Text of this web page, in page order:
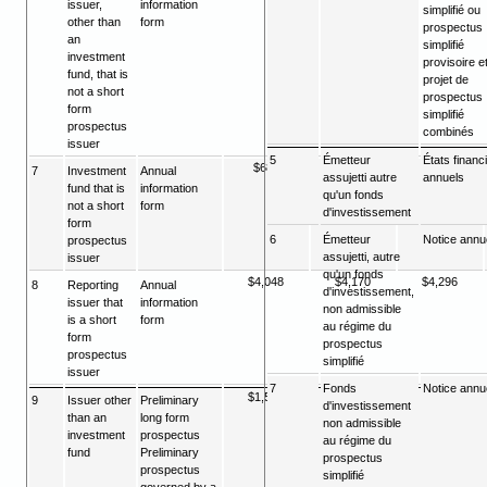
issuer,
other than
an
investment
fund, that is
not a short
form
prospectus
issuer
information
form
7
Investment
fund that is
not a short
form
prospectus
issuer
Annual
information
form
$688 $709 $731
8
Reporting
issuer that
is a short
form
prospectus
issuer
Annual
information
form
$4,048 $4,170 $4,296
9
Issuer other
than an
investment
fund
Preliminary
long form
prospectus
Preliminary
prospectus
$1,520
simplifié ou
prospectus
simplifié
provisoire et
projet de
prospectus
simplifié
combinés
5
Émetteur
assujetti autre
qu'un fonds
d'investissement
États
annuels
6
Émetteur
assujetti, autre
qu'un fonds
d'investissement,
non admissible
au régime du
prospectus
simplifié
Notice
7
Fonds
d'investissement
non admissible
au régime du
prospectus
simplifié
Notice